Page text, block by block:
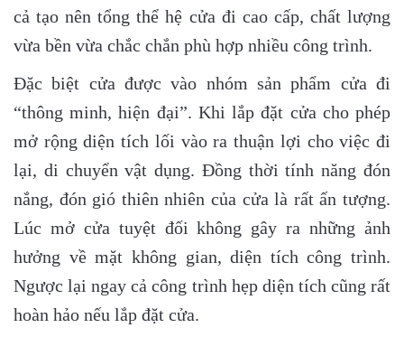
cả tạo nên tổng thể hệ cửa đi cao cấp, chất lượng
vừa bền vừa chắc chắn phù hợp nhiều công trình.
Đặc biệt cửa được vào nhóm sản phẩm cửa đi
“thông minh, hiện đại”. Khi lắp đặt cửa cho phép
mở rộng diện tích lối vào ra thuận lợi cho việc đi
lại, di chuyển vật dụng. Đồng thời tính năng đón
nắng, đón gió thiên nhiên của cửa là rất ấn tượng.
Lúc mở cửa tuyệt đối không gây ra những ảnh
hưởng về mặt không gian, diện tích công trình.
Ngược lại ngay cả công trình hẹp diện tích cũng rất
hoàn hảo nếu lắp đặt cửa.